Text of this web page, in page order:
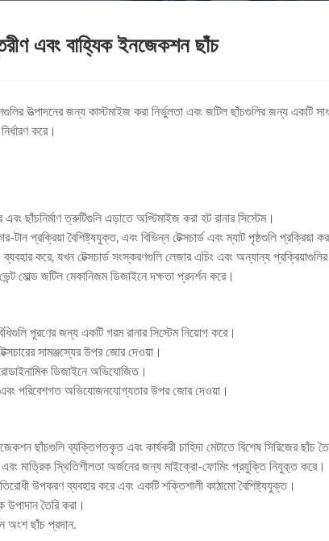
এবং বাহ্যিক ইনজেকশন ছাঁচ
উত্পাদনের জন্য কাস্টমাইজ করা নির্ভুলতা এবং জটিল ছাঁচগুলির জন্য একটি
করে।
ছাঁচনির্মাণ ত্রুটিগুলি এড়াতে অপ্টিমাইজ করা হট রানার সিস্টেম।
প্রক্রিয়া বৈশিষ্ট্যযুক্ত, এবং বিভিন্ন টেক্সচার্ড এবং ম্যাট পৃষ্ঠগুলি প্রক্রিয়া
করে, যখন টেক্সচার্ড সংস্করণগুলি লেজার এচিং এবং অন্যান্য
মোল্ড জটিল মেকানিজম ডিজাইনে দক্ষতা প্রদর্শন করে।
পূরণের জন্য একটি গরম রানার সিস্টেম নিয়োগ করে।
সামঞ্জস্যের উপর জোর দেওয়া।
ডিজাইনে অভিযোজিত।
এবং পরিবেশগত অভিযোজনযোগ্যতার উপর জোর দেওয়া।
ছাঁচগুলি ব্যক্তিগতকৃত এবং কার্যকরী চাহিদা মেটাতে বিশেষ সিরিজের ছাঁচ
মাত্রিক স্থিতিশীলতা অর্জনের জন্য মাইক্রো-ফোমিং প্রযুক্তি নিযুক্ত করে।
উপকরণ ব্যবহার করে এবং একটি শক্তিশালী কাঠামো বৈশিষ্ট্যযুক্ত।
উপাদান তৈরি করা।
অংশ ছাঁচ প্রদান.